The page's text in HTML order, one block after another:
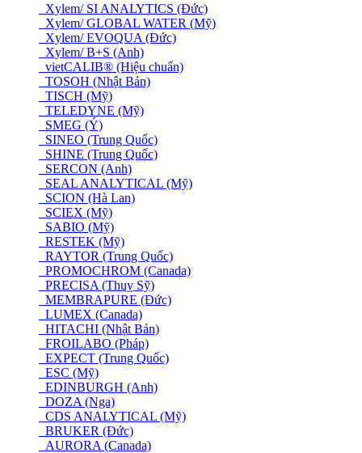
Xylem/ SI ANALYTICS (Đức)
Xylem/ GLOBAL WATER (Mỹ)
Xylem/ EVOQUA (Đức)
Xylem/ B+S (Anh)
vietCALIB® (Hiệu chuẩn)
TOSOH (Nhật Bản)
TISCH (Mỹ)
TELEDYNE (Mỹ)
SMEG (Ý)
SINEO (Trung Quốc)
SHINE (Trung Quốc)
SERCON (Anh)
SEAL ANALYTICAL (Mỹ)
SCION (Hà Lan)
SCIEX (Mỹ)
SABIO (Mỹ)
RESTEK (Mỹ)
RAYTOR (Trung Quốc)
PROMOCHROM (Canada)
PRECISA (Thuỵ Sỹ)
MEMBRAPURE (Đức)
LUMEX (Canada)
HITACHI (Nhật Bản)
FROILABO (Pháp)
EXPECT (Trung Quốc)
ESC (Mỹ)
EDINBURGH (Anh)
DOZA (Nga)
CDS ANALYTICAL (Mỹ)
BRUKER (Đức)
AURORA (Canada)